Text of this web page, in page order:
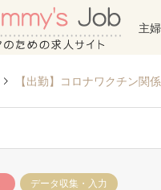
主
【出勤】コロナワクチン関
データ収集・入力